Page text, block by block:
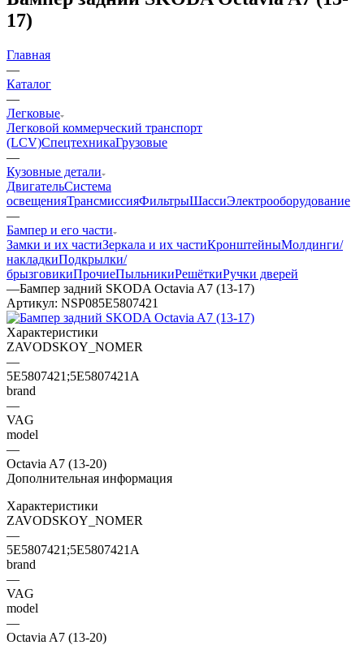
17)
Главная
—
Каталог
—
Легковые
Легковой коммерческий транспорт
(LCV)СпецтехникаГрузовые
—
Кузовные детали
ДвигательСистема
освещенияТрансмиссияФильтрыШассиЭлектрооборудование
—
Бампер и его части
Замки и их частиЗеркала и их частиКронштейныМолдинги/
накладкиПодкрылки/
брызговикиПрочиеПыльникиРешёткиРучки дверей
—Бампер задний SKODA Octavia A7 (13-17)
Артикул: NSP085E5807421
Характеристики
ZAVODSKOY_NOMER
—
5E5807421;5E5807421A
brand
—
VAG
model
—
Octavia A7 (13-20)
Дополнительная информация
Характеристики
ZAVODSKOY_NOMER
—
5E5807421;5E5807421A
brand
—
VAG
model
—
Octavia A7 (13-20)